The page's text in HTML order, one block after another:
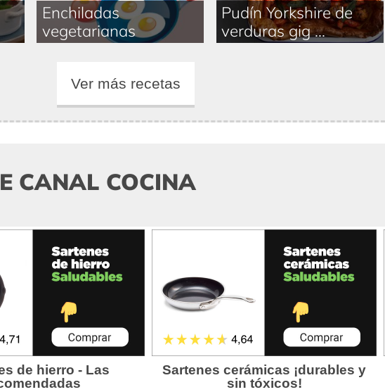
Enchiladas
vegetarianas
Pudín Yorkshire de
verduras gig ...
Ver más recetas
CANAL COCINA